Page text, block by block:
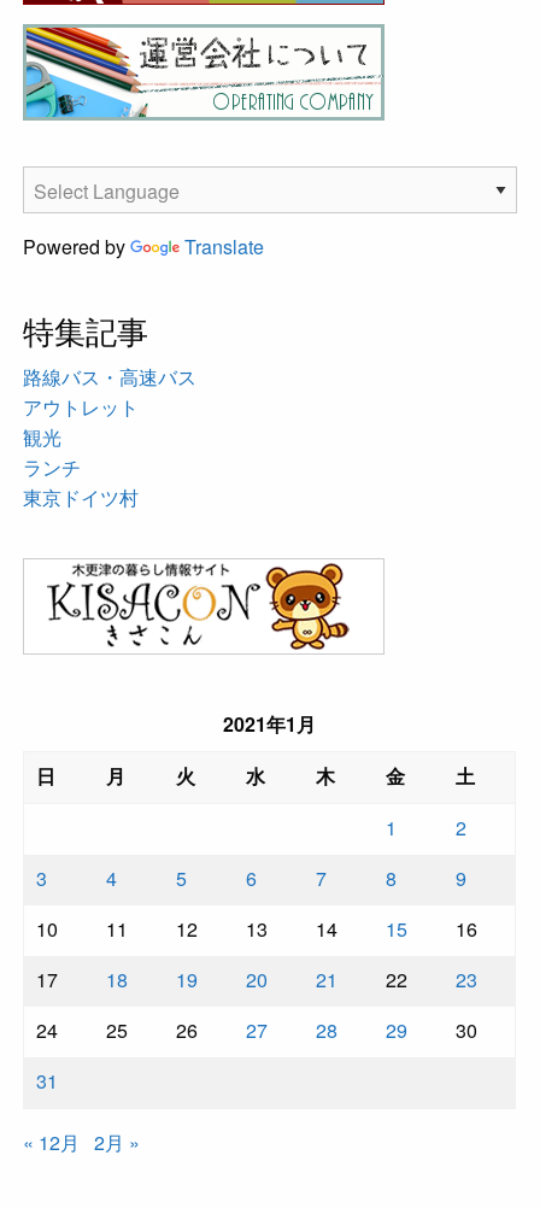
Powered by Translate
特集記事
路線バス・高速バス
アウトレット
観光
ランチ
東京ドイツ村
2021年1月
日
月 火 水 木 金
土
1
2
3
4 5 6 7 8
9
10
11 12 13 14 15
16
17
18 19 20 21 22
23
24
25 26 27 28 29
30
31
« 12月 2月 »